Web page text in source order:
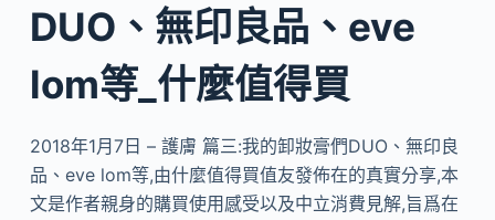
DUO、無印良品、eve
lom等_什麼值得買
2018年1月7日 – 護膚 篇三:我的卸妝膏們DUO、無印良
品、eve lom等,由什麼值得買值友發佈在的真實分享,本
文是作者親身的購買使用感受以及中立消費見解,旨爲在